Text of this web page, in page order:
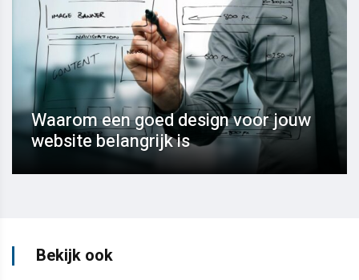
Waarom een goed design voor jouw
website belangrijk is
Bekijk ook